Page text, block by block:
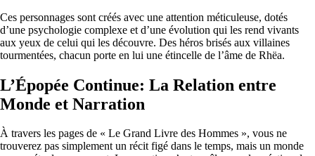
Ces personnages sont créés avec une attention méticuleuse, dotés
d’une psychologie complexe et d’une évolution qui les rend vivants
aux yeux de celui qui les découvre. Des héros brisés aux villaines
tourmentées, chacun porte en lui une étincelle de l’âme de Rhëa.
L’Épopée Continue: La Relation entre
Monde et Narration
À travers les pages de « Le Grand Livre des Hommes », vous ne
trouverez pas simplement un récit figé dans le temps, mais un monde